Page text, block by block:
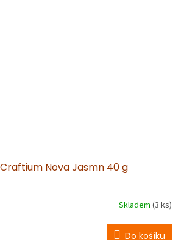
Nova Jasmn 40 g
Skladem (3 ks)
Do košíku